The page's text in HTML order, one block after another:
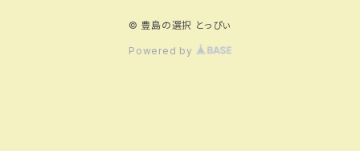
© 豊島の選択 とっぴぃ
Powered by